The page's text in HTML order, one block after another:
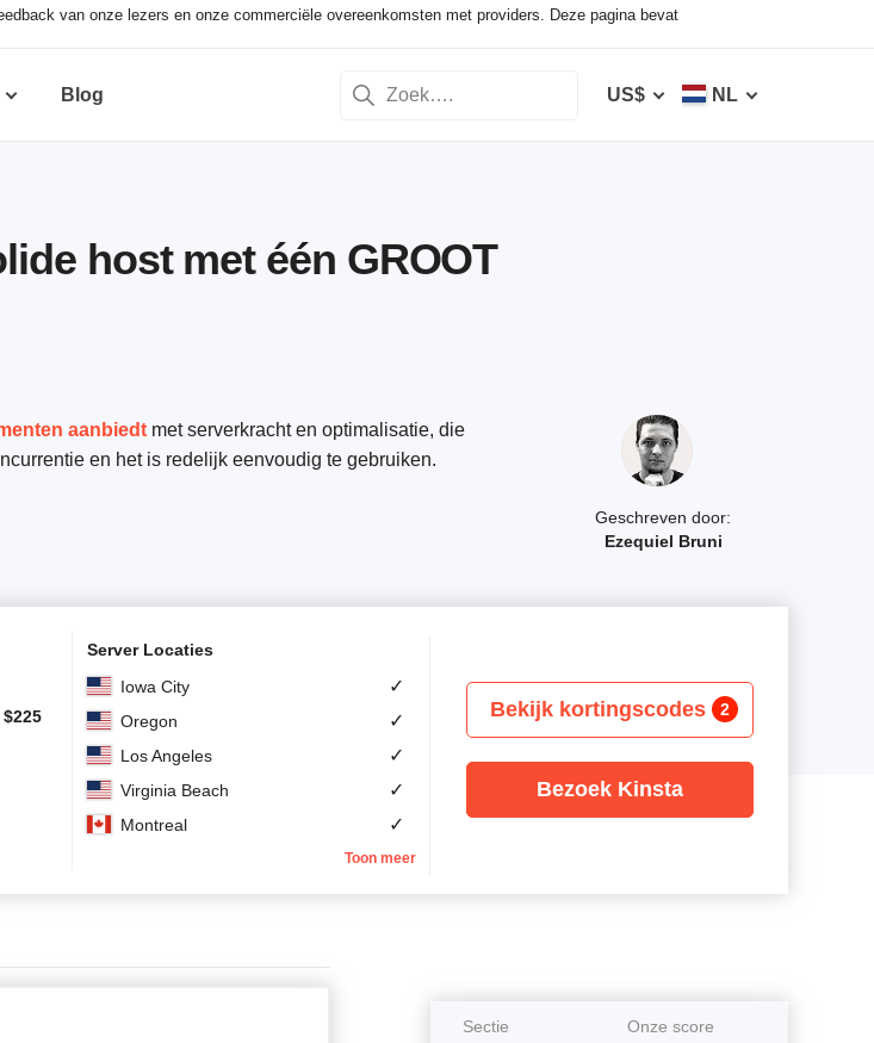
van onze lezers en onze commerciële overeenkomsten met providers. Deze pagina bevat
Blog US$ NL
host met één GROOT
Geschreven door:
Ezequiel Bruni
aanbiedt met serverkracht en optimalisatie, die
en het is redelijk eenvoudig te gebruiken.
$225
Server Locaties
Iowa City
✓
Oregon ✓
Los Angeles ✓
Virginia Beach ✓
Montreal ✓
Toon meer
Bekijk kortingscodes 2
Bezoek Kinsta
Sectie Onze score